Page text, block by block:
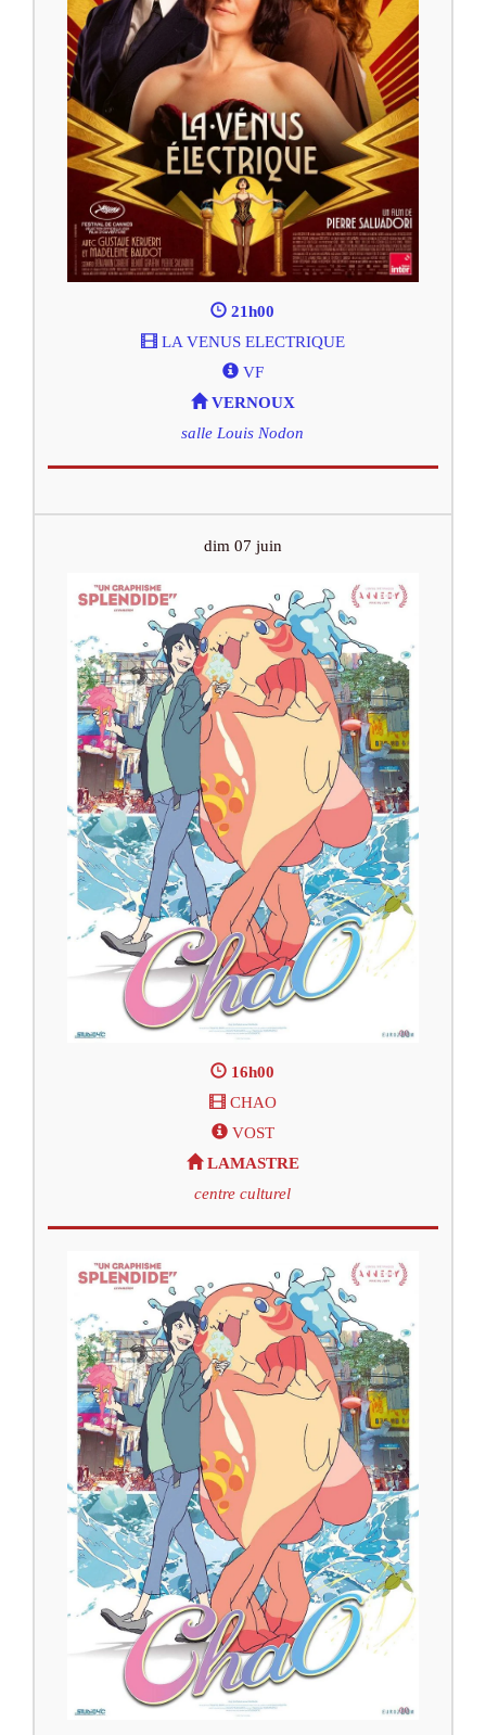
21h00
LA VENUS ELECTRIQUE
VF
VERNOUX
salle Louis Nodon
dim 07 juin
16h00
CHAO
VOST
LAMASTRE
centre culturel